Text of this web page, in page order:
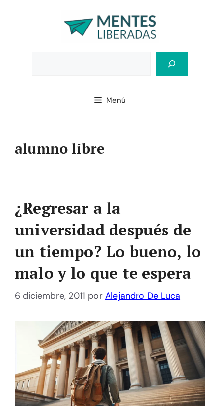
Menú
alumno libre
¿Regresar a la
universidad después de
un tiempo? Lo bueno, lo
malo y lo que te espera
6 diciembre, 2011 por Alejandro De Luca